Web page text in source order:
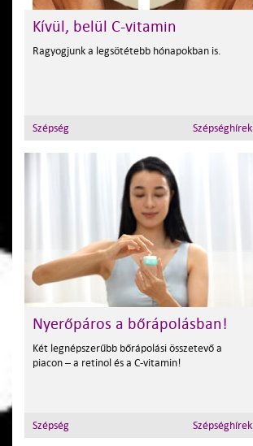
Kívül, belül C-vitamin
Ragyogjunk a legsötétebb hónapokban is.
Szépség Szépséghírek
Nyerőpáros a bőrápolásban!
Két legnépszerűbb bőrápolási összetevő a
piacon – a retinol és a C-vitamin!
Szépség Szépséghírek